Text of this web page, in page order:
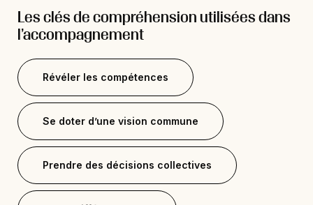
Les clés de compréhension utilisées dans
l’accompagnement
Révéler les compétences
Se doter d’une vision commune
Prendre des décisions collectives